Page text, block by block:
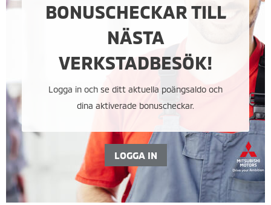
BONUSCHECKAR TILL
NÄSTA
VERKSTADBESÖK!
Logga in och se ditt aktuella poängsaldo och
dina aktiverade bonuscheckar.
LOGGA IN